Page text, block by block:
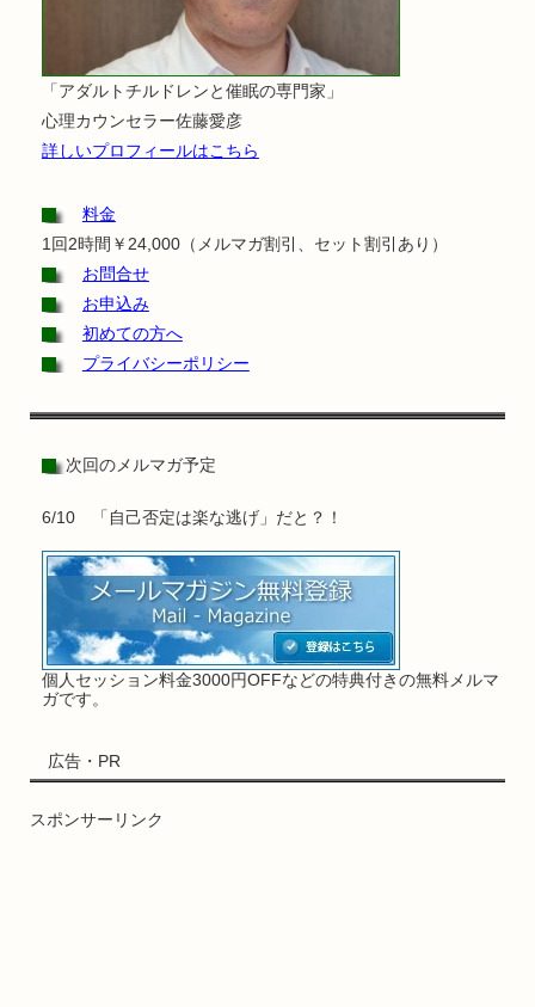
「アダルトチルドレンと催眠の専門家」
心理カウンセラー佐藤愛彦
詳しいプロフィールはこちら
料金
1回2時間￥24,000（メルマガ割引、セット割引あり）
お問合せ
お申込み
初めての方へ
プライバシーポリシー
次回のメルマガ予定
6/10 「自己否定は楽な逃げ」だと？！
個人セッション料金3000円OFFなどの特典付きの無料メルマ
ガです。
広告・PR
スポンサーリンク